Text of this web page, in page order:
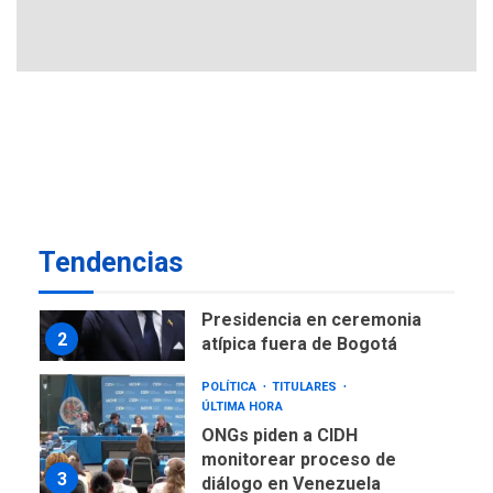
Tendencias
de Maiquetía
3
monitorear proceso de
diálogo en Venezuela
4
POLÍTICA
TITULARES
ÚLTIMA HORA
Gobierno y AN2015 en
nueva mesa de diálogo